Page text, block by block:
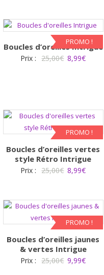
PROMO !
Boucles d’oreilles Intrigue
Prix : 25,00€ Le
25,00€.
8,99€Le
8,99€.
PROMO !
Boucles d’oreilles vertes
style Rétro Intrigue
Prix : 25,00€ Le
était :
25,00€.
8,99€Le
est :
8,99€.
PROMO !
Boucles d’oreilles jaunes
& vertes Intrigue
Prix : 25,00€ Le
9,99€Le